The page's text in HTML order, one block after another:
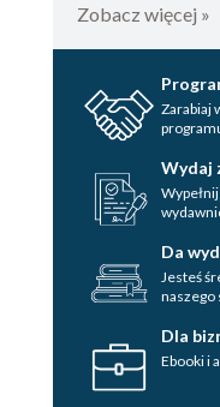
Zobacz więcej »
Zarabiaj
Wydaj
Da
Jesteś
naszego
Dla
Ebooki i